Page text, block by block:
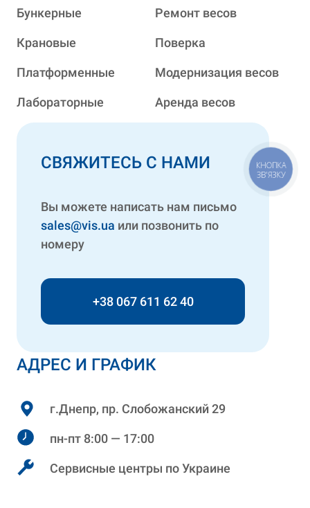
АДРЕС И ГРАФИК
г.Днепр, пр. Слобожанский 29
пн-пт 8:00 — 17:00
Сервисные центры по Украине
Бункерные
Крановые
Платформенные
Лабораторные
Ремонт весов
Поверка
Модернизация весов
Аренда весов
СВЯЖИТЕСЬ С НАМИ
Вы можете написать нам письмо
sales@vis.ua или позвонить по
номеру
+38 067 611 62 40
КНОПКА
ЗВ'ЯЗКУ